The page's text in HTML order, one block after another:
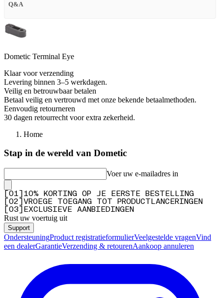
Q&A
Dometic Terminal Eye
Klaar voor verzending
Levering binnen 3–5 werkdagen.
Veilig en betrouwbaar betalen
Betaal veilig en vertrouwd met onze bekende betaalmethoden.
Eenvoudig retourneren
30 dagen retourrecht voor extra zekerheid.
Home
Stap in de wereld van Dometic
Voer uw e-mailadres in
01
10% KORTING OP JE EERSTE BESTELLING
02
VROEGE TOEGANG TOT PRODUCTLANCERINGEN
03 EXCLUSIEVE AANBIEDINGEN
Rust uw voertuig uit
Support
OndersteuningProduct registratieformulierVeelgestelde vragenVind
een dealerGarantieVerzending & retourenAankoop annuleren